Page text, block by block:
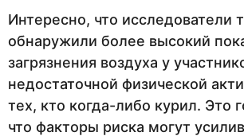
Интересно, что исследователи
обнаружили более высокий
загрязнения воздуха у
недостаточной физической
тех, кто когда-либо курил. Это
что факторы риска могут